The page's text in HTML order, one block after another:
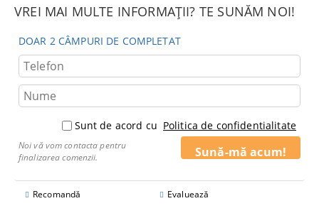
VREI MAI MULTE INFORMAȚII? TE SUNĂM NOI!
DOAR 2 CÂMPURI DE COMPLETAT
Sunt de acord cu Politica de confidentialitate
Noi vă vom contacta pentru
finalizarea comenzii.
Recomandă Evaluează